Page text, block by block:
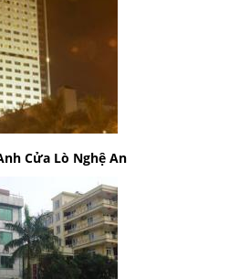
Cửa Lò Nghệ An